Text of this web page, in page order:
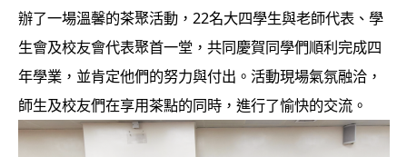
辦了一場溫馨的茶聚活動，22名大四學生與老師代表、學
生會及校友會代表聚首一堂，共同慶賀同學們順利完成四
年學業，並肯定他們的努力與付出。活動現場氣氛融洽，
師生及校友們在享用茶點的同時，進行了愉快的交流。